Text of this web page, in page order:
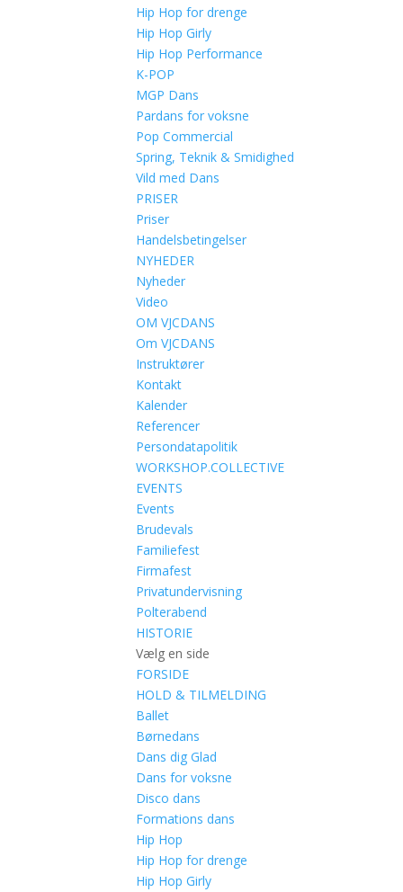
Hip Hop for drenge
Hip Hop Girly
Hip Hop Performance
K-POP
MGP Dans
Pardans for voksne
Pop Commercial
Spring, Teknik & Smidighed
Vild med Dans
PRISER
Priser
Handelsbetingelser
NYHEDER
Nyheder
Video
OM VJCDANS
Om VJCDANS
Instruktører
Kontakt
Kalender
Referencer
Persondatapolitik
WORKSHOP.COLLECTIVE
EVENTS
Events
Brudevals
Familiefest
Firmafest
Privatundervisning
Polterabend
HISTORIE
Vælg en side
FORSIDE
HOLD & TILMELDING
Ballet
Børnedans
Dans dig Glad
Dans for voksne
Disco dans
Formations dans
Hip Hop
Hip Hop for drenge
Hip Hop Girly